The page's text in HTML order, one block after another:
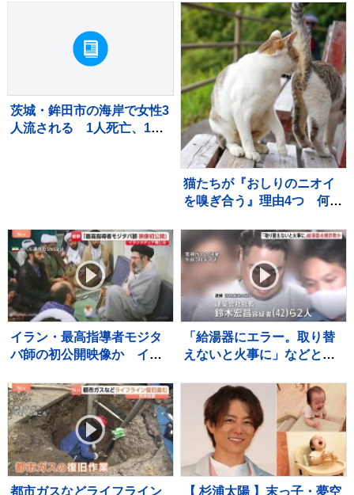
ー、音楽スタジオまで！ 図
書館の専門家が厳選した進
化系図書館ベスト7をご紹
介！
茨城・鉾田市の海岸で女性3
人流される 1人死亡、1人
猫たちが『おしりのニオイ
を嗅ぎ合う』理由4つ 何を
つ意味を解説
イラン・最高指導者モジタ
バ師の初公開映像か イラ
「給湯器にエラー。取り替
えないと火事に」などとウ
すまし工事代金だまし取ろ
うとしたか 建築会社社長の
男ら2人逮捕 東京・足立区
都市ガスなどライフライン 【 杉浦太陽 】末っ子・夢空